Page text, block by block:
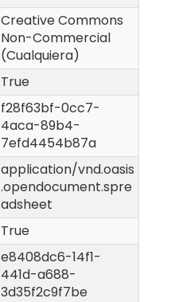
Creative Commons
Non-Commercial
(Cualquiera)
True
f28f63bf-0cc7-
4aca-89b4-
7efd4454b87a
application/vnd.oasis
.opendocument.spre
adsheet
True
e8408dc6-14f1-
441d-a688-
3d35f2c9f7be